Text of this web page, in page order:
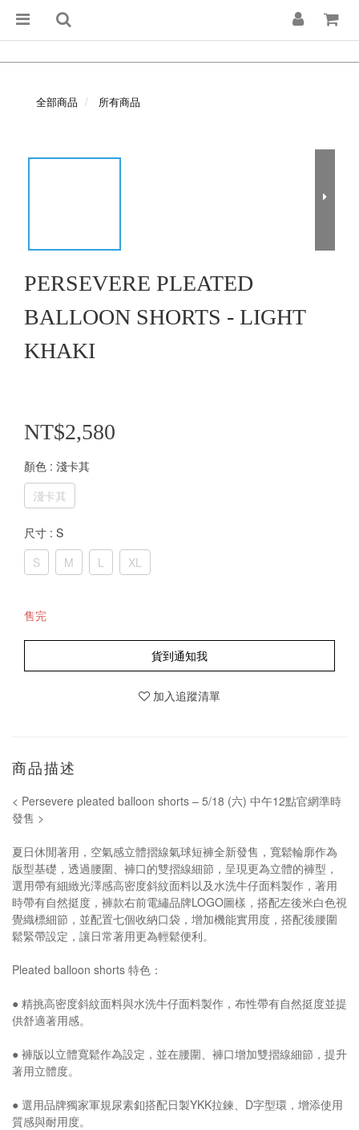
全部商品 所有商品
PERSEVERE PLEATED
BALLOON SHORTS - LIGHT
KHAKI
NT$2,580
顏色 : 淺卡其
淺卡其
尺寸 : S
S
M L XL
售完
貨到通知我
加入追蹤清單
商品描述
< Persevere pleated balloon shorts – 5/18 (六) 中午12點官網準時
發售 >
夏日休閒著用，空氣感立體摺線氣球短褲全新發售，寬鬆輪廓作為
版型基礎，透過腰圍、褲口的雙摺線細節，呈現更為立體的褲型，
選用帶有細緻光澤感高密度斜紋面料以及水洗牛仔面料製作，著用
時帶有自然挺度，褲款右前電繡品牌LOGO圖樣，搭配左後米白色視
覺織標細節，並配置七個收納口袋，增加機能實用度，搭配後腰圍
鬆緊帶設定，讓日常著用更為輕鬆便利。
Pleated balloon shorts 特色：
● 精挑高密度斜紋面料與水洗牛仔面料製作，布性帶有自然挺度並提
供舒適著用感。
● 褲版以立體寬鬆作為設定，並在腰圍、褲口增加雙摺線細節，提升
著用立體度。
● 選用品牌獨家軍規尿素釦搭配日製YKK拉鍊、D字型環，增添使用
質感與耐用度。